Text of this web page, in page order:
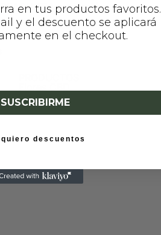
PEACH TEA extracción
en tus productos favoritos.
y el descuento se aplicará
en el checkout.
SUSCRIBIRME
quiero descuentos